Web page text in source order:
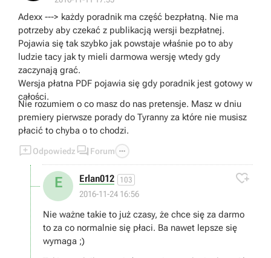
Adexx ---> każdy poradnik ma część bezpłatną. Nie ma
potrzeby aby czekać z publikacją wersji bezpłatnej.
Pojawia się tak szybko jak powstaje właśnie po to aby
ludzie tacy jak ty mieli darmowa wersję wtedy gdy
zaczynają grać.
Wersja płatna PDF pojawia się gdy poradnik jest gotowy w
całości.
Nie rozumiem o co masz do nas pretensje. Masz w dniu
premiery pierwsze porady do Tyranny za które nie musisz
płacić to chyba o to chodzi.
Odpowiedz  Forum 
E Erlan012 103
2016-11-24 16:56

Nie ważne takie to już czasy, że chce się za darmo
to za co normalnie się płaci. Ba nawet lepsze się
wymaga ;)